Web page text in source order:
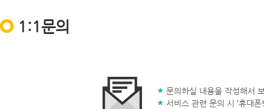
1:1문의
문의하실 내용을 작성해서
서비스 관련 문의 시 ‘휴대